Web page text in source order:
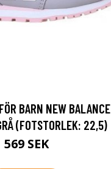
BARN NEW BALANCE
(FOTSTORLEK: 22,5)
569 SEK